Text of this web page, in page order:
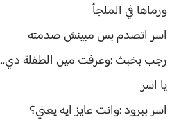
ورماها في الملجأ
اسر اتصدم بس مبينش صدمته
رجب بخبث :وعرفت مين الطفلة
يا اسر
اسر ببرود :وانت عايز ايه يعني؟